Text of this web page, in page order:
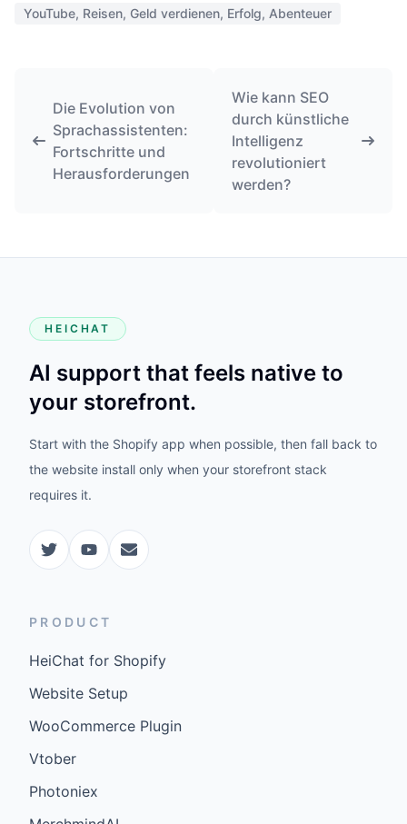
YouTube, Reisen, Geld verdienen, Erfolg, Abenteuer
Die Evolution von
Sprachassistenten:
Fortschritte und
Herausforderungen
Wie kann SEO
durch künstliche
Intelligenz
revolutioniert
werden?
HEICHAT
AI support that feels native to
your storefront.
Start with the Shopify app when possible, then fall back to
the website install only when your storefront stack
requires it.
PRODUCT
HeiChat for Shopify
Website Setup
WooCommerce Plugin
Vtober
Photoniex